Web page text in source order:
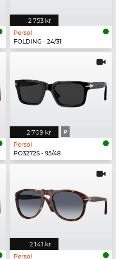
2 753 kr
Persol
FOLDING - 24/31
2 709 kr P
Persol
PO3272S - 95/48
2 141 kr
Persol